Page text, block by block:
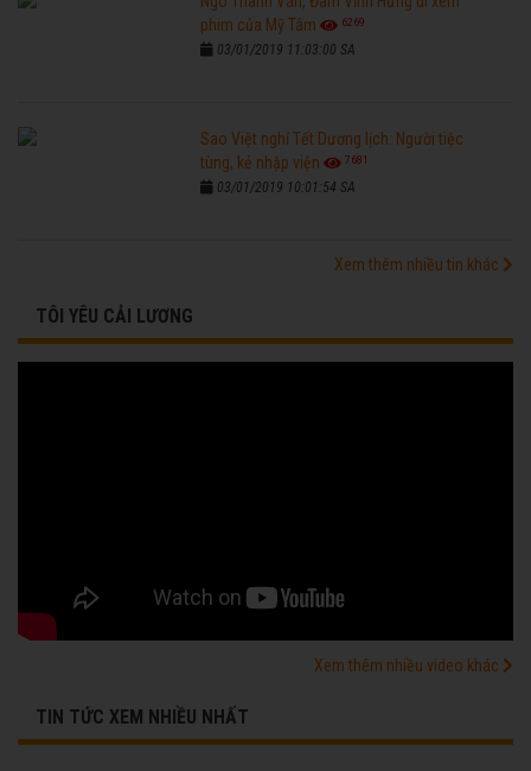
phim của Mỹ Tâm
6269
03/01/2019 11:03:00 SA
Sao Việt nghỉ Tết Dương lịch: Người tiệc
tùng, kẻ nhập viện
7681
03/01/2019 10:01:54 SA
Xem thêm nhiều tin khác
TÔI YÊU CẢI LƯƠNG
Xem thêm nhiều video khác
TIN TỨC XEM NHIỀU NHẤT